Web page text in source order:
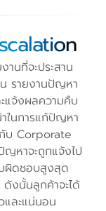
านที่จะประสาน
รายงานปัญหา
แจ้งผลความคืบ
ในการแก้ปัญหา
บ Corporate
ญหาจะถูกแจ้งไป
ผิดชอบสูงสุด
งนั้นลูกค้าจะได้
และแน่นอน